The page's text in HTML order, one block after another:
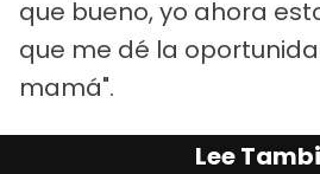
que bueno, yo ahora
que me dé la
mamá".
Lee